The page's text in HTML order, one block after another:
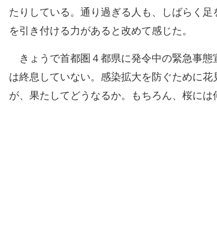
たりしている。通り過ぎる人も、しばらく
を引き付ける力があると改めて感じた。
きょうで首都圏４都県に発令中の緊急事態
は終息していない。感染拡大を防ぐために
が、果たしてどうなるか。もちろん、桜には